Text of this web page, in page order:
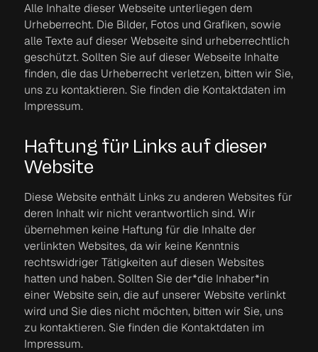
Alle Inhalte dieser Webseite unterliegen dem
Urheberrecht. Die Bilder, Fotos und Grafiken, sowie
alle Texte auf dieser Webseite sind urheberrechtlich
geschützt. Sollten Sie auf dieser Webseite Inhalte
finden, die das Urheberrecht verletzen, bitten wir Sie,
uns zu kontaktieren. Sie finden die Kontaktdaten im
Impressum.
Haftung für Links auf dieser
Website
Diese Website enthält Links zu anderen Websites für
deren Inhalt wir nicht verantwortlich sind. Wir
übernehmen keine Haftung für die Inhalte der
verlinkten Websites, da wir keine Kenntnis
rechtswidriger Tätigkeiten auf diesen Websites
hatten und haben. Sollten Sie der*die Inhaber*in
einer Website sein, die auf unserer Website verlinkt
wird und Sie dies nicht möchten, bitten wir Sie, uns
zu kontaktieren. Sie finden die Kontaktdaten im
Impressum.